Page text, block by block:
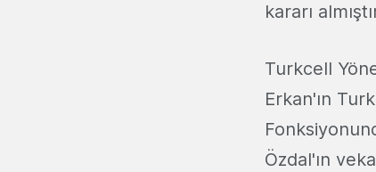
kararı
Turkcell
Erkan'ın
Özdal'ın